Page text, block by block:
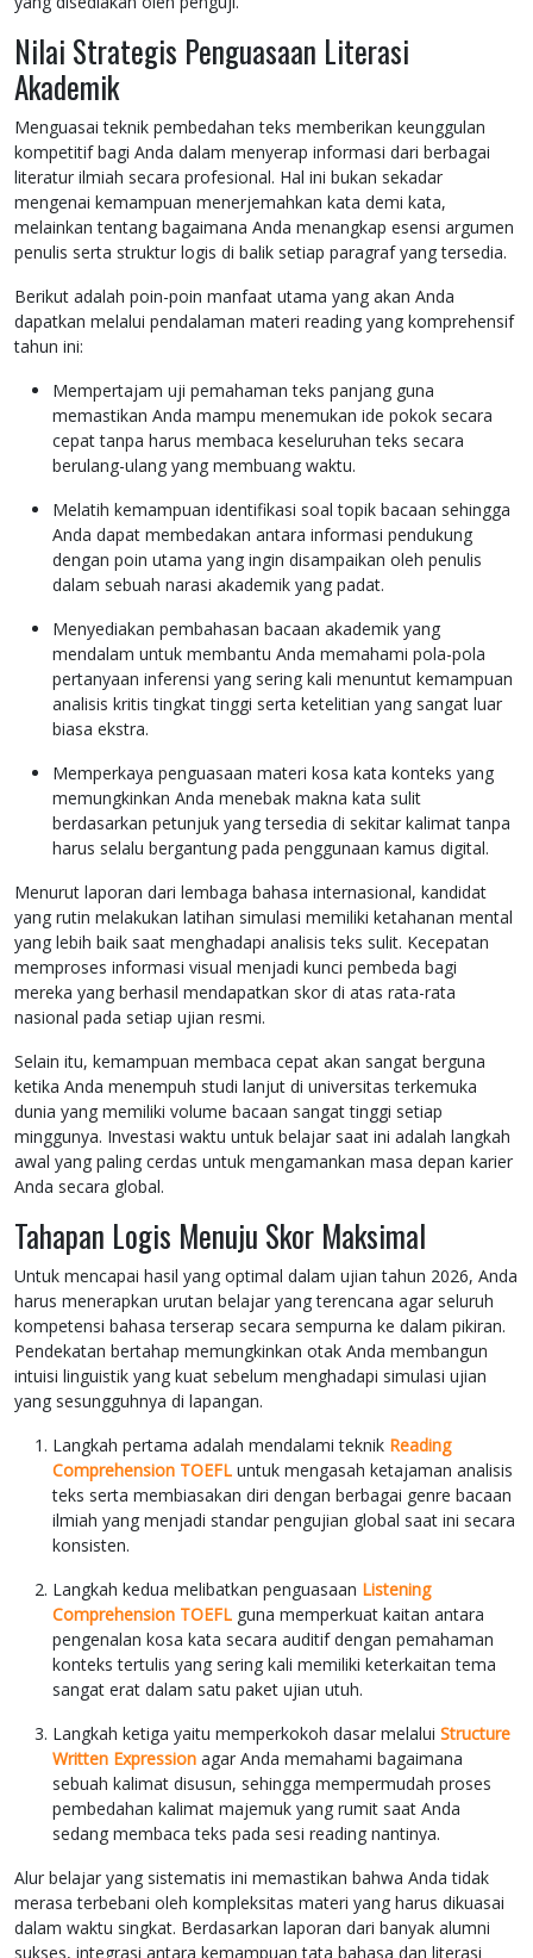
Nilai Strategis Penguasaan Literasi
Akademik
Menguasai teknik pembedahan teks memberikan keunggulan
kompetitif bagi Anda dalam menyerap informasi dari berbagai
literatur ilmiah secara profesional. Hal ini bukan sekadar
mengenai kemampuan menerjemahkan kata demi kata,
melainkan tentang bagaimana Anda menangkap esensi argumen
penulis serta struktur logis di balik setiap paragraf yang tersedia.
Berikut adalah poin-poin manfaat utama yang akan Anda
dapatkan melalui pendalaman materi reading yang komprehensif
tahun ini:
Mempertajam uji pemahaman teks panjang guna
memastikan Anda mampu menemukan ide pokok secara
cepat tanpa harus membaca keseluruhan teks secara
berulang-ulang yang membuang waktu.
Melatih kemampuan identifikasi soal topik bacaan sehingga
Anda dapat membedakan antara informasi pendukung
dengan poin utama yang ingin disampaikan oleh penulis
dalam sebuah narasi akademik yang padat.
Menyediakan pembahasan bacaan akademik yang
mendalam untuk membantu Anda memahami pola-pola
pertanyaan inferensi yang sering kali menuntut kemampuan
analisis kritis tingkat tinggi serta ketelitian yang sangat luar
biasa ekstra.
Memperkaya penguasaan materi kosa kata konteks yang
memungkinkan Anda menebak makna kata sulit
berdasarkan petunjuk yang tersedia di sekitar kalimat tanpa
harus selalu bergantung pada penggunaan kamus digital.
Menurut laporan dari lembaga bahasa internasional, kandidat
yang rutin melakukan latihan simulasi memiliki ketahanan mental
yang lebih baik saat menghadapi analisis teks sulit. Kecepatan
memproses informasi visual menjadi kunci pembeda bagi
mereka yang berhasil mendapatkan skor di atas rata-rata
nasional pada setiap ujian resmi.
Selain itu, kemampuan membaca cepat akan sangat berguna
ketika Anda menempuh studi lanjut di universitas terkemuka
dunia yang memiliki volume bacaan sangat tinggi setiap
minggunya. Investasi waktu untuk belajar saat ini adalah langkah
awal yang paling cerdas untuk mengamankan masa depan karier
Anda secara global.
Tahapan Logis Menuju Skor Maksimal
Untuk mencapai hasil yang optimal dalam ujian tahun 2026, Anda
harus menerapkan urutan belajar yang terencana agar seluruh
kompetensi bahasa terserap secara sempurna ke dalam pikiran.
Pendekatan bertahap memungkinkan otak Anda membangun
intuisi linguistik yang kuat sebelum menghadapi simulasi ujian
yang sesungguhnya di lapangan.
Langkah pertama adalah mendalami teknik Reading
Comprehension TOEFL untuk mengasah ketajaman analisis
teks serta membiasakan diri dengan berbagai genre bacaan
ilmiah yang menjadi standar pengujian global saat ini secara
konsisten.
Langkah kedua melibatkan penguasaan Listening
Comprehension TOEFL guna memperkuat kaitan antara
pengenalan kosa kata secara auditif dengan pemahaman
konteks tertulis yang sering kali memiliki keterkaitan tema
sangat erat dalam satu paket ujian utuh.
Langkah ketiga yaitu memperkokoh dasar melalui Structure
Written Expression agar Anda memahami bagaimana
sebuah kalimat disusun, sehingga mempermudah proses
pembedahan kalimat majemuk yang rumit saat Anda
sedang membaca teks pada sesi reading nantinya.
Alur belajar yang sistematis ini memastikan bahwa Anda tidak
merasa terbebani oleh kompleksitas materi yang harus dikuasai
dalam waktu singkat. Berdasarkan laporan dari banyak alumni
sukses, integrasi antara kemampuan tata bahasa dan literasi